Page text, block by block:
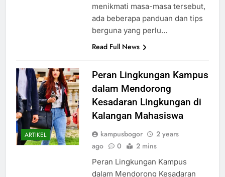
untuk bisa sukses dan
menikmati masa-masa tersebut,
ada beberapa panduan dan tips
ARTIKEL
Peran Lingkungan Kampus
dalam Mendorong
Kesadaran Lingkungan di
Kalangan Mahasiswa
kampusbogor
Peran Lingkungan Kampus